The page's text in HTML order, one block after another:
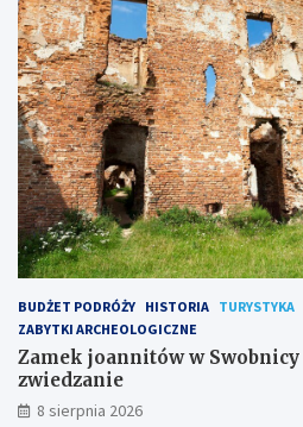
a
m
i
t
a
j
e
m
n
i
c
z
e
g
o
z
a
k
o
r
i
a
i
z
w
i
e
d
z
a
n
i
e
BUDŻET PODRÓŻY HISTORIA TURYSTYKA
ZABYTKI ARCHEOLOGICZNE
Zamek joannitów w
zwiedzanie
8 sierpnia 2026